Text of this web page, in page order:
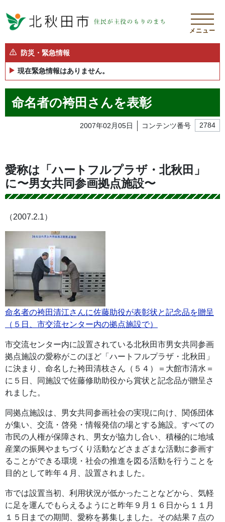
メニュー
防災・緊急情報
現在緊急情報はありません。
命名者の袴田さんを表彰
2007年02月05日 コンテンツ番号 2784
愛称は「ハートフルプラザ・北秋田」
に〜男女共同参画拠点施設〜
（2007.2.1）
命名者の袴田清江さんに佐藤助役が表彰状と記念品を贈呈
（５日、市交流センター内の拠点施設で）
市交流センター内に設置されている北秋田市男女共同参画
拠点施設の愛称がこのほど「ハートフルプラザ・北秋田」
に決まり、命名した袴田清枝さん（５４）＝大館市清水＝
に５日、同施設で佐藤修助助役から賞状と記念品が贈呈さ
れました。
同拠点施設は、男女共同参画社会の実現に向け、関係団体
が集い、交流・啓発・情報発信の場とする施設。すべての
市民の人権が保障され、男女が協力し合い、積極的に地域
産業の振興やまちづくり活動などさまざまな活動に参画す
ることができる環境・社会の推進を図る活動を行うことを
目的として昨年４月、設置されました。
市では設置当初、利用状況が低かったことなどから、気軽
に足を運んでもらえるようにと昨年９月１６日から１１月
１５日までの期間、愛称を募集しました。その結果７点の